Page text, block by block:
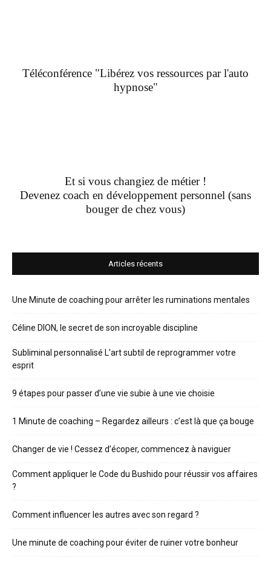
Téléconférence "Libérez vos ressources par l'auto
hypnose"
Et si vous changiez de métier !
Devenez coach en développement personnel (sans
bouger de chez vous)
Articles récents
Une Minute de coaching pour arrêter les ruminations mentales
Céline DION, le secret de son incroyable discipline
Subliminal personnalisé L’art subtil de reprogrammer votre
esprit
9 étapes pour passer d’une vie subie à une vie choisie
1 Minute de coaching – Regardez ailleurs : c’est là que ça bouge
Changer de vie ! Cessez d’écoper, commencez à naviguer
Comment appliquer le Code du Bushido pour réussir vos affaires
?
Comment influencer les autres avec son regard ?
Une minute de coaching pour éviter de ruiner votre bonheur